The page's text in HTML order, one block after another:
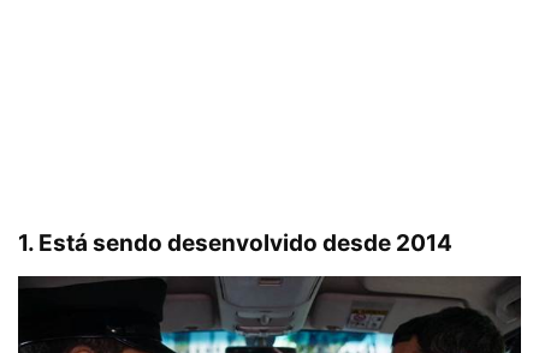
1. Está sendo desenvolvido desde 2014